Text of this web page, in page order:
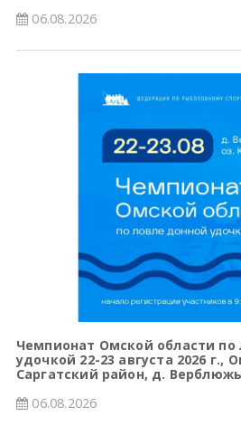
06.08.2026
Чемпионат Омской области по
удочкой 22-23 августа 2026 г.,
Саргатский район, д.
06.08.2026